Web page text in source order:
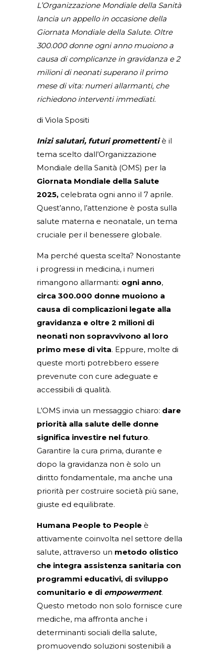
L’Organizzazione Mondiale della Sanità
lancia un appello in occasione della
Giornata Mondiale della Salute. Oltre
300.000 donne ogni anno muoiono a
causa di complicanze in gravidanza e 2
milioni di neonati superano il primo
mese di vita: numeri allarmanti, che
richiedono interventi immediati.
di Viola Spositi
Inizi salutari, futuri promettentiè il
tema scelto dall’Organizzazione
Mondiale della Sanità (OMS) per la
Giornata Mondiale della Salute
2025, celebrata ogni anno il 7 aprile.
Quest’anno, l’attenzione è posta sulla
salute materna e neonatale, un tema
cruciale per il benessere globale.
Ma perché questa scelta? Nonostante
i progressi in medicina, i numeri
rimangono allarmanti: ogni anno,
circa 300.000 donne muoiono a
causa di complicazioni legate alla
gravidanza e oltre 2 milioni di
neonati non sopravvivono al loro
primo mese di vita. Eppure, molte di
queste morti potrebbero essere
prevenute con cure adeguate e
accessibili di qualità.
L’OMS invia un messaggio chiaro: dare
priorità alla salute delle donne
significa investire nel futuro.
Garantire la cura prima, durante e
dopo la gravidanza non è solo un
diritto fondamentale, ma anche una
priorità per costruire società più sane,
giuste ed equilibrate.
Humana People to People è
attivamente coinvolta nel settore della
salute, attraverso un metodo olistico
che integra assistenza sanitaria con
programmi educativi, di sviluppo
comunitario e di empowerment.
Questo metodo non solo fornisce cure
mediche, ma affronta anche i
determinanti sociali della salute,
promuovendo soluzioni sostenibili a